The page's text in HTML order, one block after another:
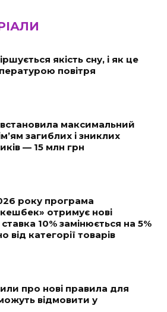
якість сну, і як це
повітря
максимальний
загиблих і зниклих
— 15 млн грн
року програма
отримує нові
10% замінюється на 5%
від категорії товарів
про нові правила для
відмовити у